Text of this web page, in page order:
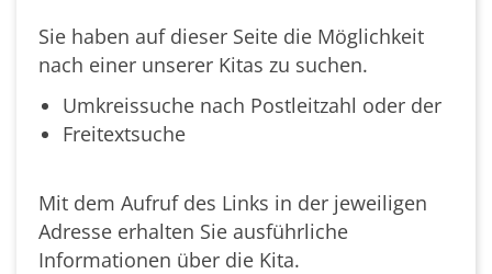
Sie haben auf dieser Seite die Möglichkeit
nach einer unserer Kitas zu suchen.
Umkreissuche nach Postleitzahl oder der
Freitextsuche
Mit dem Aufruf des Links in der jeweiligen
Adresse erhalten Sie ausführliche
Informationen über die Kita.